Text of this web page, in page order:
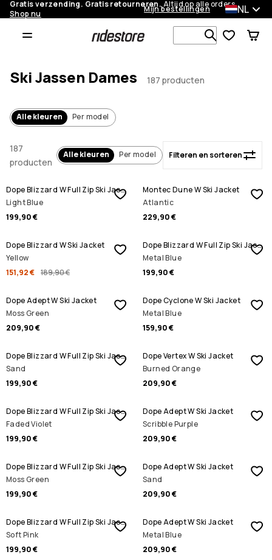
Gratis verzending. Gratis retourneren.Altijd op alle orders.
Shop nu
Mijn bestellingen NL
Zoek in 1
Filteren en sorteren
Ski Jassen Dames 187 producten
Alle kleuren Per model
187
producten
Alle kleuren Per model Filteren en sorteren
Dope Blizzard W Full Zip Ski Jacket
Light Blue
199,90 €
Montec Dune W Ski Jacket
Atlantic
229,90 €
SALE
Dope Blizzard W Ski Jacket
Yellow
151,92 € 189,90 €
Dope Blizzard W Full Zip Ski Jacket
Metal Blue
199,90 €
Dope Adept W Ski Jacket
Moss Green
209,90 €
Dope Cyclone W Ski Jacket
Metal Blue
159,90 €
Dope Blizzard W Full Zip Ski Jacket
Sand
199,90 €
Dope Vertex W Ski Jacket
Burned Orange
209,90 €
Dope Blizzard W Full Zip Ski Jacket
Faded Violet
199,90 €
Dope Adept W Ski Jacket
Scribble Purple
209,90 €
Dope Blizzard W Full Zip Ski Jacket
Moss Green
199,90 €
Dope Adept W Ski Jacket
Sand
209,90 €
Dope Blizzard W Full Zip Ski Jacket
Soft Pink
199,90 €
Dope Adept W Ski Jacket
Metal Blue
209,90 €
SALE